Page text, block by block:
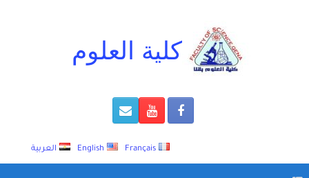
كلية العلوم
العربية English Français